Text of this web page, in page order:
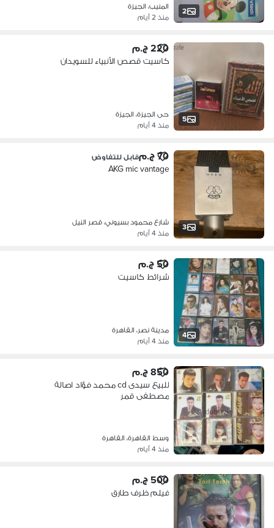
2
المنيب، الجيزة
منذ 2 أيام
5
220 ج.م
كاسيت قصص الأنبياء للسويدان
حى الجيزة، الجيزة
منذ 4 أيام
3
70 ج.م قابل للتفاوض
AKG mic vantage
شارع محمود بسيوني، قصر النيل
منذ 4 أيام
4
50 ج.م
شرائط كاسيت
مدينة نصر، القاهرة
منذ 4 أيام
850 ج.م
للبيع سيدى cd محمد فؤاد اصالة
مصطفى قمر
وسط القاهرة، القاهرة
منذ 4 أيام
500 ج.م
فيلم ظرف طارق